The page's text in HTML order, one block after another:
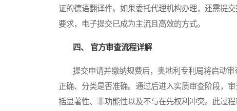
证的德语翻译件。如果委托代理机构办理，还需提
要求，电子提交已成为主流且高效的方式。
四、 官方审查流程详解
提交申请并缴纳规费后，奥地利专利局将启动审
正确、分类是否准确。通过后进入实质审查阶段，
括显著性、非功能性以及不与在先权利冲突。此过